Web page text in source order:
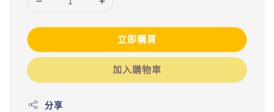
立即購買
加入購物車
分享